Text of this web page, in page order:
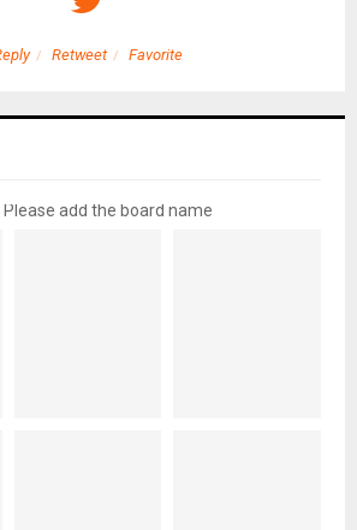
Retweet Favorite
add the board name